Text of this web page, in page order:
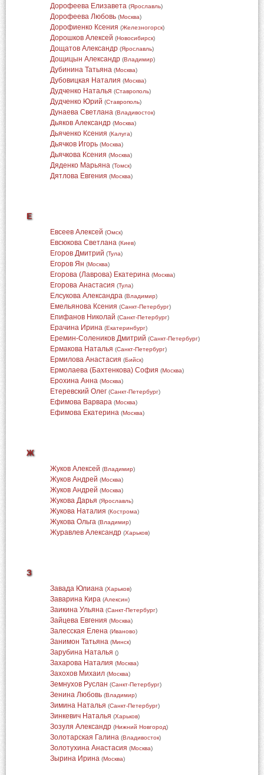
Дорофеева Елизавета (Ярославль)
Дорофеева Любовь (Москва)
Дорофиенко Ксения (Железногорск)
Дорошков Алексей (Новосибирск)
Дощатов Александр (Ярославль)
Дощицын Александр (Владимир)
Дубинина Татьяна (Москва)
Дубовицкая Наталия (Москва)
Дудченко Наталья (Ставрополь)
Дудченко Юрий (Ставрополь)
Дунаева Светлана (Владивосток)
Дьяков Александр (Москва)
Дьяченко Ксения (Калуга)
Дьячков Игорь (Москва)
Дьячкова Ксения (Москва)
Дяденко Марьяна (Томск)
Дятлова Евгения (Москва)
Е
Евсеев Алексей (Омск)
Евсюкова Светлана (Киев)
Егоров Дмитрий (Тула)
Егоров Ян (Москва)
Егорова (Лаврова) Екатерина (Москва)
Егорова Анастасия (Тула)
Елсукова Александра (Владимир)
Емельянова Ксения (Санкт-Петербург)
Епифанов Николай (Санкт-Петербург)
Ерачина Ирина (Екатеринбург)
Еремин-Солеников Дмитрий (Санкт-Петербург)
Ермакова Наталья (Санкт-Петербург)
Ермилова Анастасия (Бийск)
Ермолаева (Бахтенкова) София (Москва)
Ерохина Анна (Москва)
Етеревский Олег (Санкт-Петербург)
Ефимова Варвара (Москва)
Ефимова Екатерина (Москва)
Ж
Жуков Алексей (Владимир)
Жуков Андрей (Москва)
Жуков Андрей (Москва)
Жукова Дарья (Ярославль)
Жукова Наталия (Кострома)
Жукова Ольга (Владимир)
Журавлев Александр (Харьков)
З
Завада Юлиана (Харьков)
Заварина Кира (Алексин)
Заикина Ульяна (Санкт-Петербург)
Зайцева Евгения (Москва)
Залесская Елена (Иваново)
Занимон Татьяна (Минск)
Зарубина Наталья ()
Захарова Наталия (Москва)
Захохов Михаил (Москва)
Земнухов Руслан (Санкт-Петербург)
Зенина Любовь (Владимир)
Зимина Наталья (Санкт-Петербург)
Зинкевич Наталья (Харьков)
Зозуля Александр (Нижний Новгород)
Золотарская Галина (Владивосток)
Золотухина Анастасия (Москва)
Зырина Ирина (Москва)